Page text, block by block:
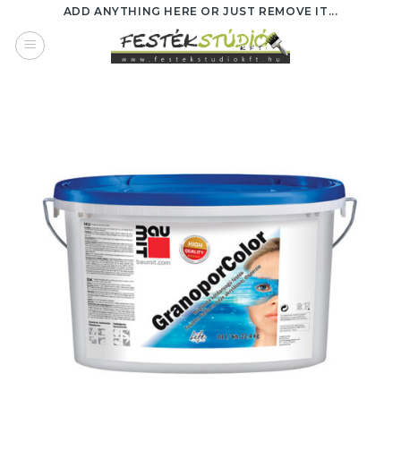
content
ADD ANYTHING HERE OR JUST REMOVE IT...